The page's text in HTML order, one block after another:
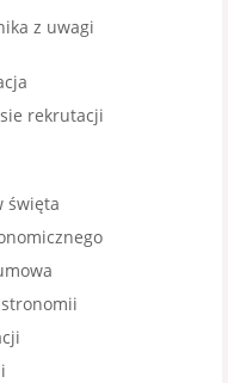
z uwagi
rekrutacji
święta